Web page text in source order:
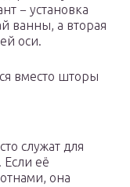
− установка
ванны, а вторая
оси.
вместо шторы
служат для
Если её
она